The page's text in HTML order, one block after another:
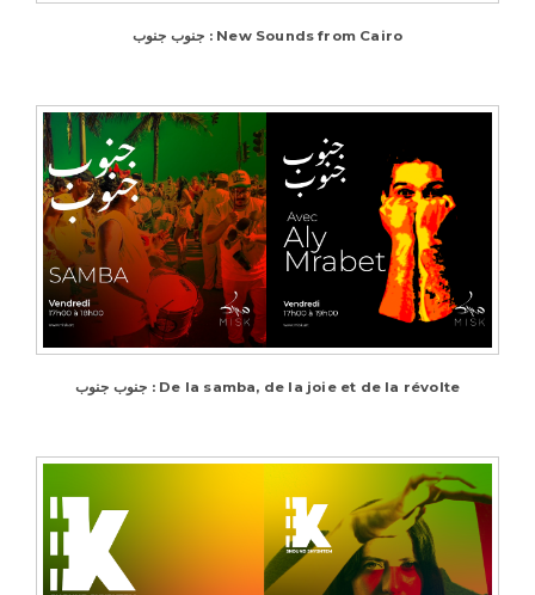
جنوب جنوب : New Sounds from Cairo
جنوب جنوب : De la samba, de la joie et de la révolte